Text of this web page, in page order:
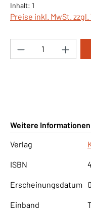
Inhalt: 1
Preise inkl. MwSt.
Produkt
Weitere Informationen
Verlag
ISBN
Erscheinungsdatum
Einband